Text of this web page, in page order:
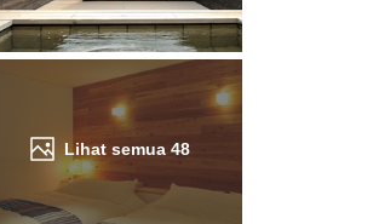
Lihat semua 48